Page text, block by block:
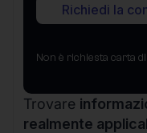
Richiedi la
Non è richiesta carta
Trovare
realmente